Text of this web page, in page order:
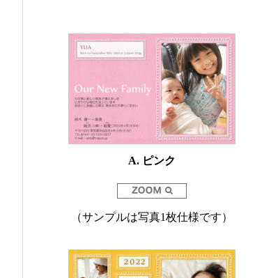
A. ピンク
（サンプルは写真1枚仕様です）